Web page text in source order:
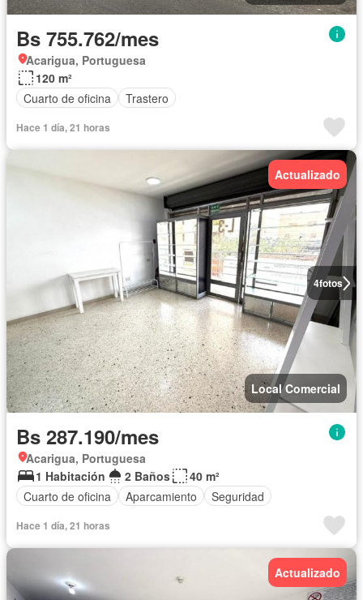
Bs 755.762/mes
Acarigua, Portuguesa
120 m²
Cuarto de oficina
Trastero
Hace 1 día, 21 horas
4fotos
Actualizado
Local Comercial
Bs 287.190/mes
Acarigua, Portuguesa
1 Habitación
2 Baños
40 m²
Cuarto de oficina
Aparcamiento Seguridad
Hace 1 día, 21 horas
Actualizado